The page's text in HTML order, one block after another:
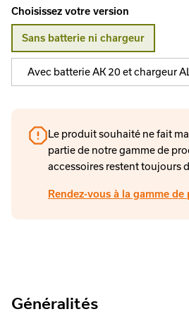
Choisissez votre version
Sans batterie ni chargeur
Avec batterie AK 20 et chargeur
Le produit souhaité ne fait
partie de notre gamme de
accessoires restent toujours
Rendez-vous à la gamme
Généralités